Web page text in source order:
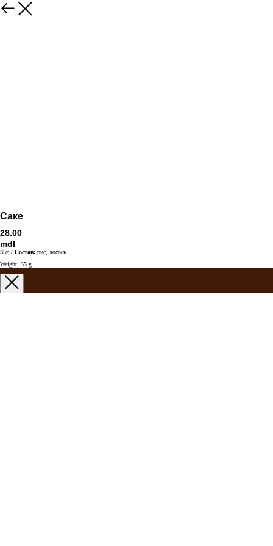
Саке
28.00
mdl
35г / Состав: рис, лосось
Weight: 35 g